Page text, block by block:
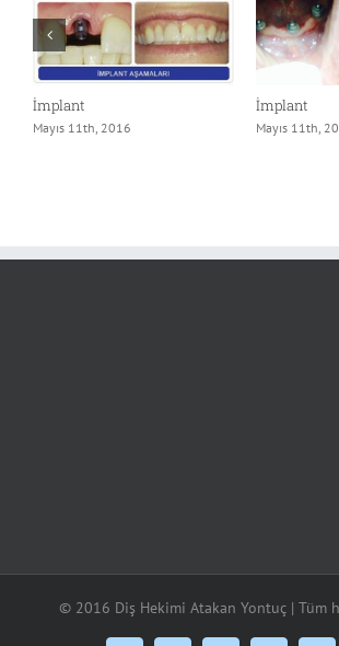
İmplant
Mayıs 11th, 2016
İmplant
Mayıs 11th,
© 2016 Diş Hekimi Atakan Yontuç | Tüm